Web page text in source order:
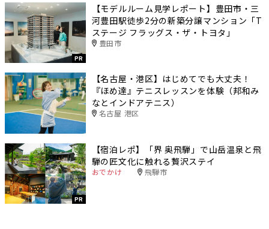
PR
【モデルルーム見学レポート】豊田市・三
河豊田駅徒歩2分の新築分譲マンション「T
ステージ フラッグス・ザ・トヨタ」
豊田市
【名古屋・港区】はじめてでも大丈夫！
『ほめ達』テニスレッスンを体験（邦和み
なとインドアテニス）
名古屋 港区
PR
【宿泊レポ】「界 奥飛騨」で山岳温泉と飛
騨の匠文化に触れる贅沢ステイ
おでかけ 飛騨市